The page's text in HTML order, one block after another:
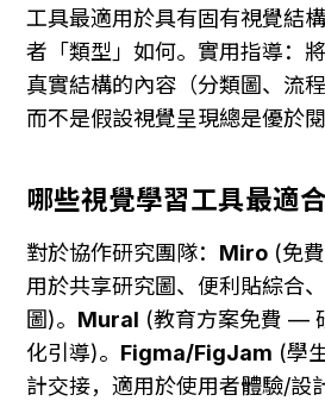
工具最適用於具有固有視覺結
者「類型」如何。實用指導：
真實結構的內容（分類圖、流
而不是假設視覺呈現總是優於閱
哪些視覺學習工具最適
對於協作研究團隊： Miro (免
用於共享研究圖、便利貼綜合
圖)。 Mural (教育方案免費 —
化引導)。 Figma/FigJam (學
計交接，適用於使用者體驗/設